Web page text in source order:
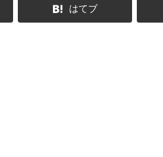
はてブ